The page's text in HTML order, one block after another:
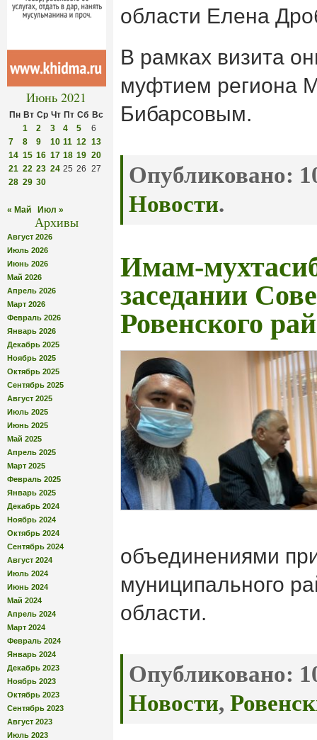
Июнь 2021
Пн Вт Ср Чт Пт Сб Вс
1
2 3 4 5
6
7
8 9 10 11 12 13
14 15 16 17 18 19 20
21 22 23 24 25 26 27
28 29 30
« Май Июл »
Архивы
Август 2026
Июль 2026
Июнь 2026
Май 2026
Апрель 2026
Март 2026
Февраль 2026
Январь 2026
Декабрь 2025
Ноябрь 2025
Октябрь 2025
Сентябрь 2025
Август 2025
Июль 2025
Июнь 2025
Май 2025
Апрель 2025
Март 2025
Февраль 2025
Январь 2025
Декабрь 2024
Ноябрь 2024
Октябрь 2024
Сентябрь 2024
Август 2024
Июль 2024
Июнь 2024
Май 2024
Апрель 2024
Март 2024
Февраль 2024
Январь 2024
Декабрь 2023
Ноябрь 2023
Октябрь 2023
Сентябрь 2023
Август 2023
Июль 2023
области Елена
В рамках визита
муфтием региона
Бибарсовым.
Опубликовано:
Новости.
Имам-
заседании
Ровенского
объединениями
муниципального
области.
Опубликовано:
Новости,